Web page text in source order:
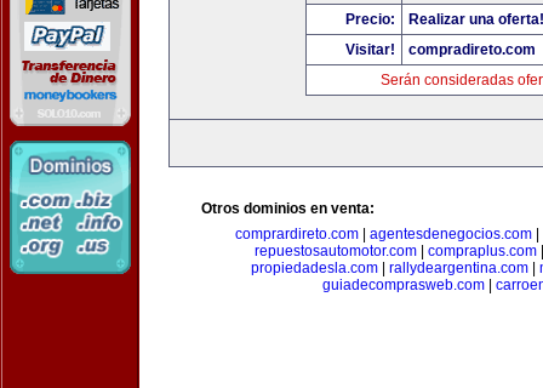
Precio:
Realizar una oferta!
Visitar!
compradireto.com
Serán consideradas
Otros dominios en venta:
comprardireto.com| agentesdenegocios.com|
repuestosautomotor.com
compraplus.com
propiedadesla.com| rallydeargentina.com|
guiadecomprasweb.com|